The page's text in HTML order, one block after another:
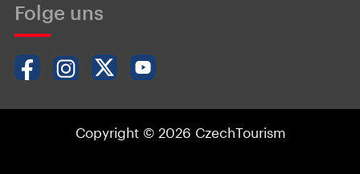
Folge uns
Copyright © 2026 CzechTourism